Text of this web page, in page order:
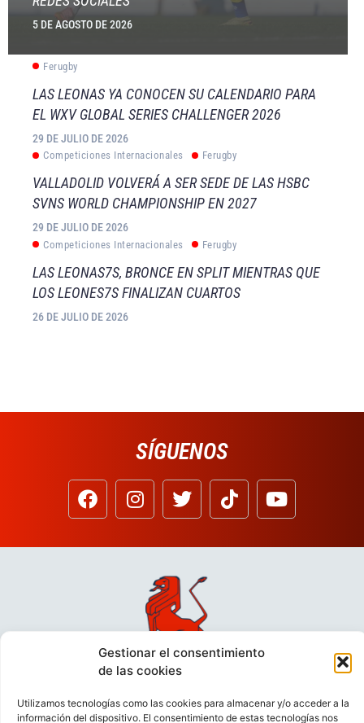
Gestionar el consentimiento
de las cookies
Utilizamos tecnologías como las cookies para almacenar y/o acceder a la
información del dispositivo. El consentimiento de estas tecnologías nos
5 DE AGOSTO DE 2026
Ferugby
LAS LEONAS YA CONOCEN SU CALENDARIO PARA
EL WXV GLOBAL SERIES CHALLENGER 2026
29 DE JULIO DE 2026
Competiciones Internacionales Ferugby
VALLADOLID VOLVERÁ A SER SEDE DE LAS HSBC
SVNS WORLD CHAMPIONSHIP EN 2027
29 DE JULIO DE 2026
Competiciones Internacionales Ferugby
LAS LEONAS7S, BRONCE EN SPLIT MIENTRAS QUE
LOS LEONES7S FINALIZAN CUARTOS
26 DE JULIO DE 2026
SÍGUENOS